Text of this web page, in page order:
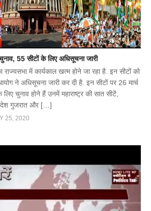
55 सीटों के लिए अधिसूचना जारी
में कार्यकाल खत्म होने जा रहा है. इन सीटों को
ने अधिसूचना जारी कर दी है. इन सीटों पर 26 मार्च
चुनाव होने हैं उनमें महाराष्ट्र की सात सीटें,
गुजरात और […]
25, 2020